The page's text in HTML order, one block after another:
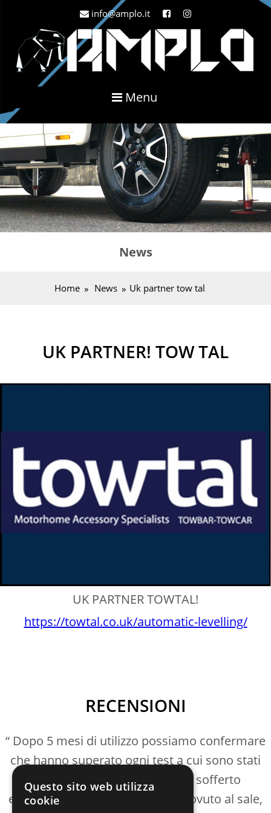
Menu
info@amplo.it
News
Home News Uk partner tow tal
UK PARTNER! TOW TAL
UK PARTNER TOWTAL!
https://towtal.co.uk/automatic-levelling/
RECENSIONI
Dopo 5 mesi di utilizzo possiamo confermare
che hanno superato ogni test a cui sono stati
sottoposti, inoltre non hanno sofferto
esteticamente alcun problema dovuto al sale,
Questo sito web utilizza
cookie